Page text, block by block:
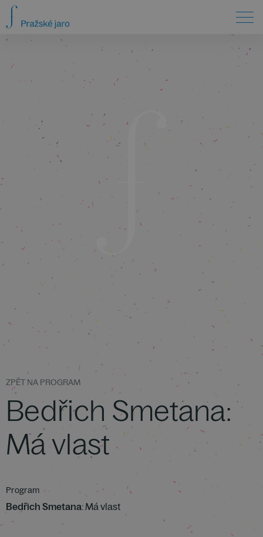
ZPĚT NA PROGRAM
Bedřich Smetana:
Má vlast
Program
Bedřich Smetana: Má vlast